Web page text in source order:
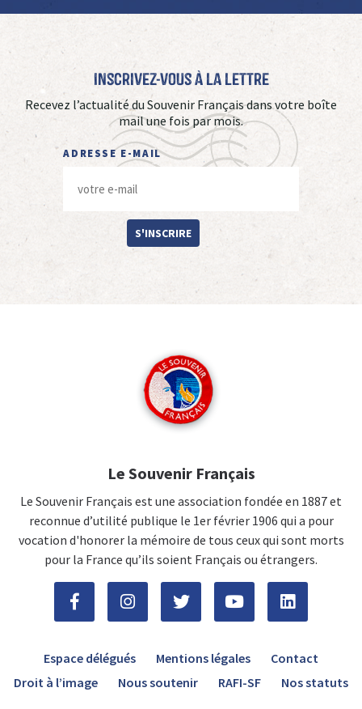
Inscrivez-vous à La Lettre
Recevez l’actualité du Souvenir Français dans votre boîte
mail une fois par mois.
ADRESSE E-MAIL
S'INSCRIRE
Le Souvenir Français
Le Souvenir Français est une association fondée en 1887 et
reconnue d’utilité publique le 1er février 1906 qui a pour
vocation d'honorer la mémoire de tous ceux qui sont morts
pour la France qu’ils soient Français ou étrangers.
Espace délégués Mentions légales
Contact
Droit à l’image
Nous soutenir RAFI-SF Nos statuts